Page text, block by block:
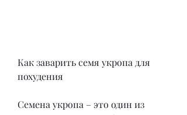
Как заварить семя укропа для
похудения
Семена укропа – это один из